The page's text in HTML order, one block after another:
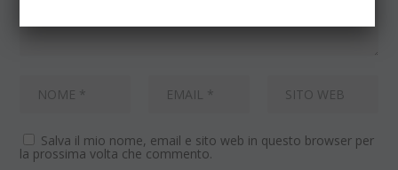
Salva il mio nome, email e sito web in questo browser per
la prossima volta che commento.